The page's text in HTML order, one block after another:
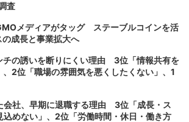
査
メディアがタッグ ステーブルコインを活
成長と事業拡大へ
チの誘いを断りにくい理由 3位「情報共有を
、2位「職場の雰囲気を悪くしたくない」、1
会社、早期に退職する理由 3位「成長・ス
込めない」、2位「労働時間・休日・働き方